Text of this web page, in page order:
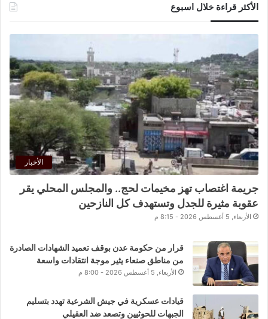
الأكثر قراءة خلال اسبوع
الأخبار
جريمة اغتصاب تهز مخيمات لحج.. والمجلس المحلي يقر
عقوبة مثيرة للجدل وتستهدف كل النازحين
الأربعاء, 5 أغسطس 2026 - 8:15 م
قرار من حكومة عدن بوقف تعميد الشهادات الصادرة
من مناطق صنعاء يثير موجة انتقادات واسعة
الأربعاء, 5 أغسطس 2026 - 8:00 م
قيادات عسكرية في جيش الشرعية تهدد بتسليم
الجبهات للحوثيين وتصعد ضد العقيلي